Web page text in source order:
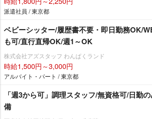
派遣社員 / 東京都
ベビーシッター/履歴書不要・即日勤務OK/
も可/直行直帰OK/週1～OK
株式会社アズスタッフ わんぱくランド
時給1,500円～3,000円
アルバイト・パート / 東京都
「週3から可」調理スタッフ/無資格可/日勤
備